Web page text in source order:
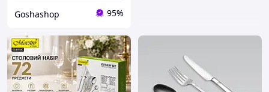
Goshashop 95%